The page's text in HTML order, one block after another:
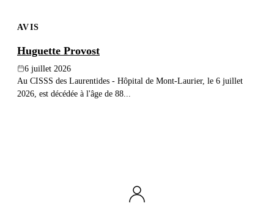
AVIS
Huguette Provost
6 juillet 2026
Au CISSS des Laurentides - Hôpital de Mont-Laurier, le 6 juillet
2026, est décédée à l'âge de 88...